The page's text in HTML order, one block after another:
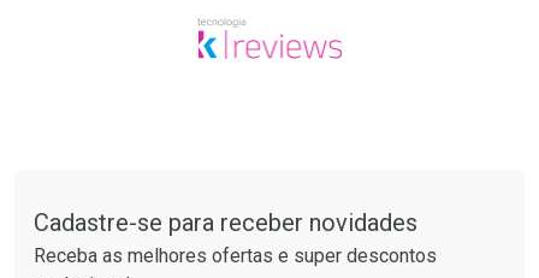
Cadastre-se para receber novidades
Receba as melhores ofertas e super descontos